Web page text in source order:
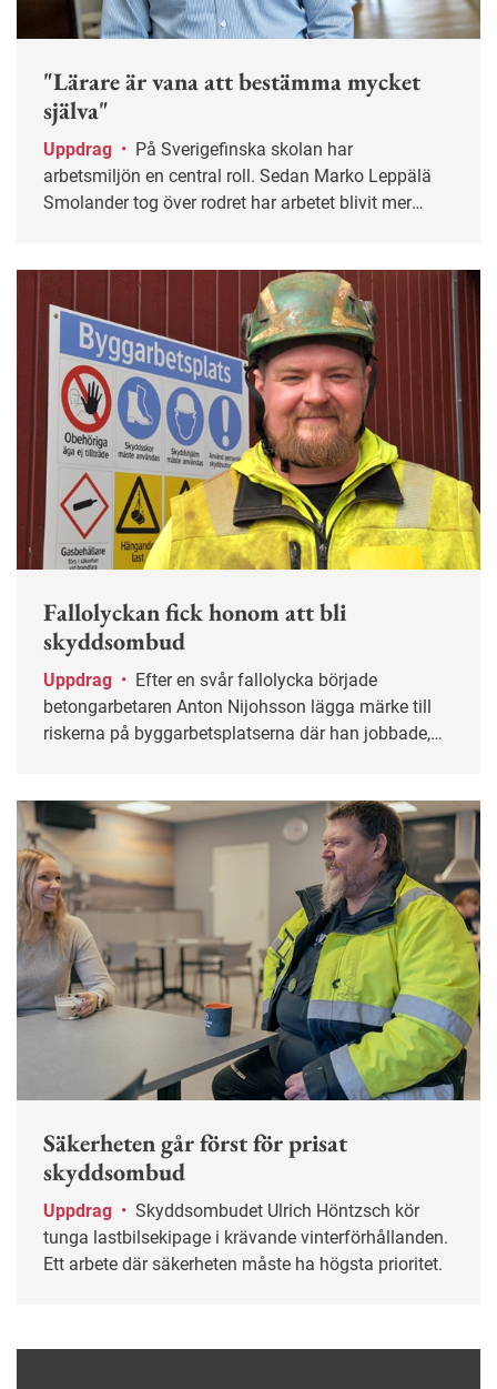
"Lärare är vana att bestämma mycket
själva"
Uppdrag •
arbetsmiljön en central roll. Sedan Marko Leppälä
Smolander tog över rodret har arbetet blivit mer
Fallolyckan fick honom att bli
skyddsombud
Uppdrag •
betongarbetaren Anton Nijohsson lägga märke till
riskerna på byggarbetsplatserna där han jobbade,
Säkerheten går först för prisat
skyddsombud
Uppdrag •
tunga lastbilsekipage i krävande vinterförhållanden.
Ett arbete där säkerheten måste ha högsta prioritet.